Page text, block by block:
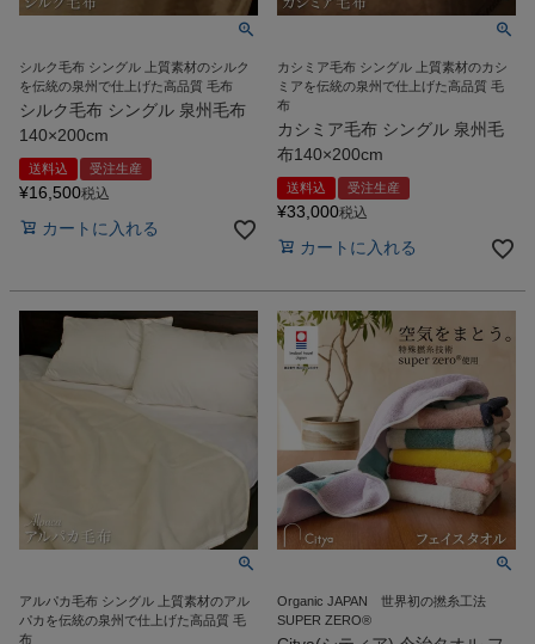
シルク毛布 シングル 上質素材のシルク
を伝統の泉州で仕上げた高品質 毛布
シルク毛布 シングル 泉州毛布
140×200cm
送料込 受注生産
¥16,500税込
カートに入れる
カシミア毛布 シングル 上質素材のカシ
ミアを伝統の泉州で仕上げた高品質 毛
布
カシミア毛布 シングル 泉州毛
布140×200cm
送料込 受注生産
¥33,000税込
カートに入れる
アルパカ毛布 シングル 上質素材のアル
パカを伝統の泉州で仕上げた高品質 毛
布
Organic JAPAN 世界初の撚糸工法
SUPER ZERO®